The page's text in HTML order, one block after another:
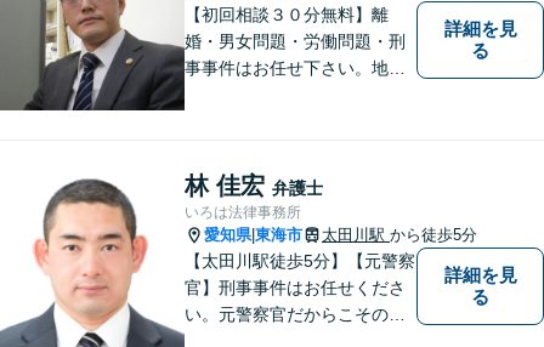
【初回相談３０分無料】離
婚・男女問題・労働問題・刑
事事件はお任せ下さい。地域
詳細を見
る
林 佳宏 弁護士
いろは法律事務所
愛知県|東海市 太田川駅 から徒歩5分
【太田川駅徒歩5分】【元警察
官】刑事事件はお任せくださ
い。元警察官だからこその視
詳細を見
る